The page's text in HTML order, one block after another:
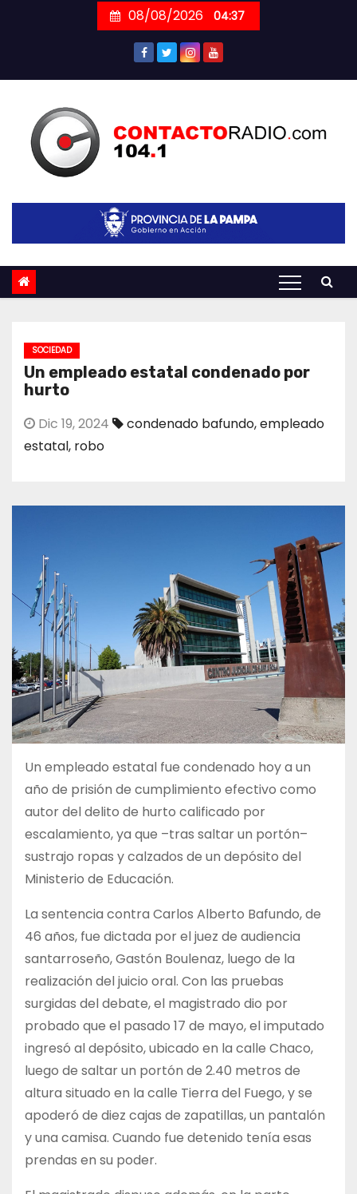
08/08/2026 04:37
SOCIEDAD
Un empleado estatal condenado por
hurto
Dic 19, 2024 condenado bafundo,empleado
estatal, robo
Un empleado estatal fue condenado hoy a un
año de prisión de cumplimiento efectivo como
autor del delito de hurto calificado por
escalamiento, ya que –tras saltar un portón–
sustrajo ropas y calzados de un depósito del
Ministerio de Educación.
La sentencia contra Carlos Alberto Bafundo, de
46 años, fue dictada por el juez de audiencia
santarroseño, Gastón Boulenaz, luego de la
realización del juicio oral. Con las pruebas
surgidas del debate, el magistrado dio por
probado que el pasado 17 de mayo, el imputado
ingresó al depósito, ubicado en la calle Chaco,
luego de saltar un portón de 2.40 metros de
altura situado en la calle Tierra del Fuego, y se
apoderó de diez cajas de zapatillas, un pantalón
y una camisa. Cuando fue detenido tenía esas
prendas en su poder.